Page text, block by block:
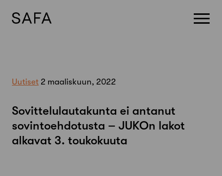
Uutiset 2 maaliskuun, 2022
Sovittelulautakunta ei antanut
sovintoehdotusta – JUKOn lakot
alkavat 3. toukokuuta